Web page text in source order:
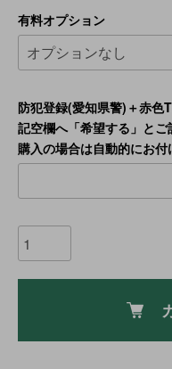
有料オプション
防犯登録(愛知県警)＋赤色
記空欄へ「希望する」と
購入の場合は自動的にお付